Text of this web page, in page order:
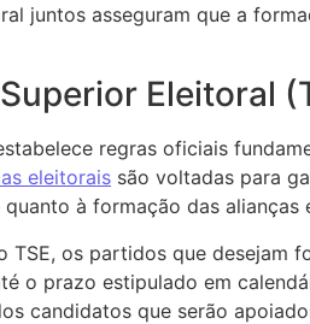
juntos asseguram que a
Eleitoral
regras oficiais
eleitorais são voltadas para
à formação das
TSE, os partidos que desejam
o prazo estipulado em
candidatos que serão